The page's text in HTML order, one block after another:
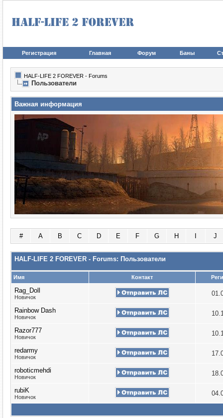
Регистрация Главная Форум Баны
HALF-LIFE 2 FOREVER - Forums
Пользователи
Важная информация
# A B C D E F G H J
HALF-LIFE 2 FOREVER - Forums: Пользователи
Имя Контакт
Rag_Doll
Новичок
Rainbow Dash
Новичок
Razor777
Новичок
redarmy
Новичок
roboticmehdi
Новичок
rubiK
Новичок